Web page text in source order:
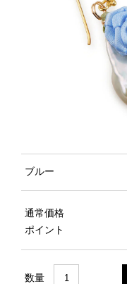
ブルー
通常価格
ポイント
数量